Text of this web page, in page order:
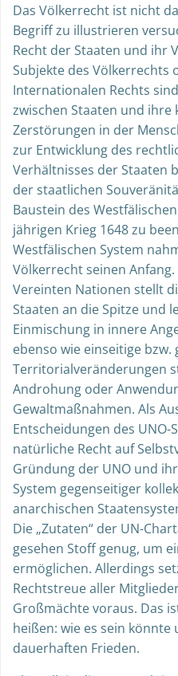
Das Völkerrecht ist nicht
Begriff zu illustrieren
Recht der Staaten und ihr
Subjekte des Völkerrechts
Internationalen Rechts
zwischen Staaten und ihre
Zerstörungen in der
zur Entwicklung des
Verhältnisses der Staaten
der staatlichen
Baustein des
jährigen Krieg 1648 zu
Westfälischen System
Völkerrecht seinen
Vereinten Nationen stellt
Staaten an die Spitze und
Einmischung in innere
ebenso wie einseitige bzw.
Territorialveränderungen
Androhung oder
Gewaltmaßnahmen. Als
Entscheidungen des
natürliche Recht auf
Gründung der UNO und
System gegenseitiger
anarchischen
Die „Zutaten“ der UN-
gesehen Stoff genug, um
ermöglichen. Allerdings
Rechtstreue aller
Großmächte voraus. Das
heißen: wie es sein
dauerhaften Frieden.